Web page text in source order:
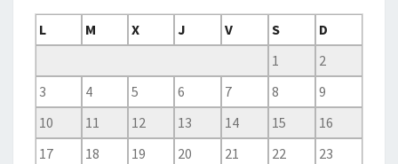
L
M X J V S
D
1
2
3
4 5 6 7 8
9
10
11 12 13 14 15
16
17
18 19 20 21 22
23